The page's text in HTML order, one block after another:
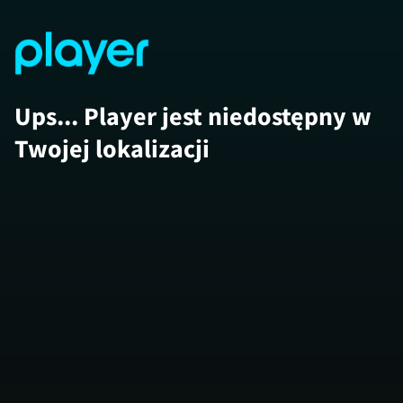
Ups... Player jest niedostępny w
Twojej lokalizacji